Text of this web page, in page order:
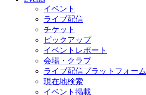
イベント
ライブ配信
チケット
ピックアップ
イベントレポート
会場・クラブ
ライブ配信プラットフォーム
現在地検索
イベント掲載